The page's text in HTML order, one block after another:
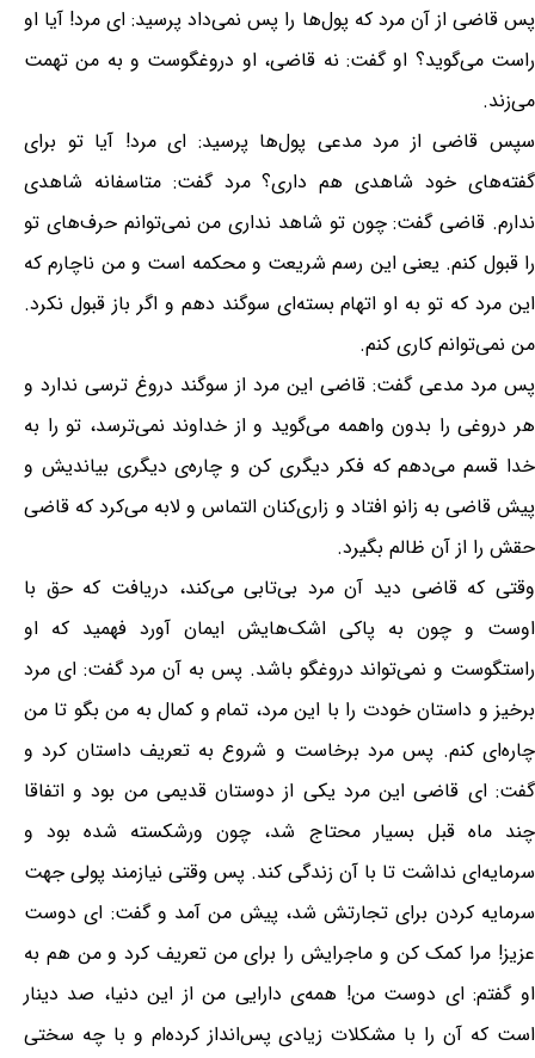
پس قاضی از آن مرد که پول‌ها را پس نمی‌داد پرسید:‌ ای مرد! آیا او
راست می‌گوید؟ او گفت: نه قاضی، او دروغگوست و به من تهمت
می‌زند.
سپس قاضی از مرد مدعی پول‌ها پرسید:‌ ای مرد! آیا تو برای
گفته‌های خود شاهدی هم داری؟ مرد گفت: متاسفانه شاهدی
ندارم. قاضی گفت: چون تو شاهد نداری من نمی‌توانم حرف‌های تو
را قبول کنم. یعنی این رسم شریعت و محکمه است و من ناچارم که
این مرد که تو به او اتهام بسته‌ای سوگند دهم و اگر باز قبول نکرد.
من نمی‌توانم کاری کنم.
پس مرد مدعی گفت: قاضی این مرد از سوگند دروغ ترسی ندارد و
هر دروغی را بدون واهمه می‌گوید و از خداوند نمی‌ترسد، تو را به
خدا قسم می‌دهم که فکر دیگری کن و چاره‌ی دیگری بیاندیش و
پیش قاضی به زانو افتاد و زاری‌کنان التماس و لابه می‌کرد که قاضی
حقش را از آن ظالم بگیرد.
وقتی که قاضی دید آن مرد بی‌تابی می‌کند، دریافت که حق با
اوست و چون به پاکی اشک‌هایش ایمان آورد فهمید که او
راستگوست و نمی‌تواند دروغگو باشد. پس به آن مرد گفت: ای مرد
برخیز و داستان خودت را با این مرد، تمام و کمال به من بگو تا من
چاره‌ای کنم. پس مرد برخاست و شروع به تعریف داستان کرد و
گفت: ‌ای قاضی این مرد یکی از دوستان قدیمی من بود و اتفاقا
چند ماه قبل بسیار محتاج شد، چون ورشکسته شده بود و
سرمایه‌ای نداشت تا با آن زندگی کند. پس وقتی نیازمند پولی جهت
سرمایه کردن برای تجارتش شد، پیش من آمد و گفت:‌ ای دوست
عزیز! مرا کمک کن و ماجرایش را برای من تعریف کرد و من هم به
او گفتم:‌ ای دوست من! همه‌ی دارایی من از این دنیا، صد دینار
است که آن را با مشکلات زیادی پس‌انداز کرده‌ام و با چه سختی